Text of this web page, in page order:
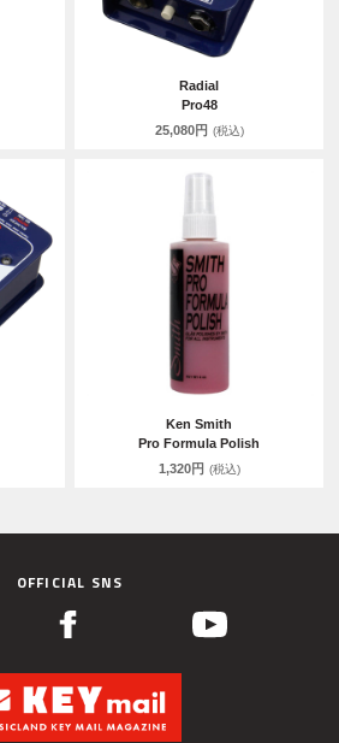
Radial
Pro48
25,080円 (税込)
Ken Smith
Pro Formula Polish
1,320円 (税込)
OFFICIAL SNS